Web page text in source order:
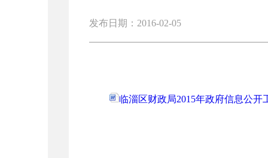
发布日期：2016-02-05
临淄区财政局2015年政府信息公开